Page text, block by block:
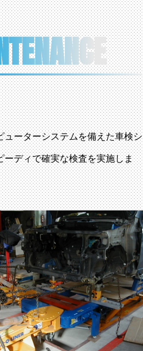
ューターシステムを備えた車検シ
ーディで確実な検査を実施しま